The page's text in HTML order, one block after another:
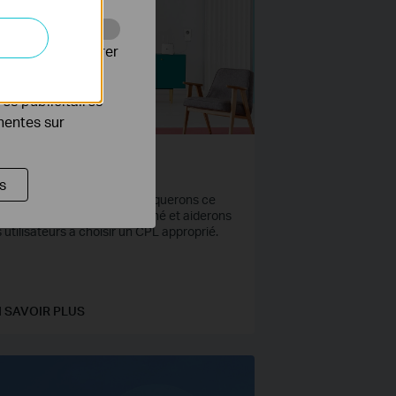
ce qu'un CPL ?
ce document, nous expliquerons ce
un CPL, à qui il est destiné et aiderons
utilisateurs à choisir un CPL approprié.
SAVOIR PLUS
pour améliorer
publicitaires
sur